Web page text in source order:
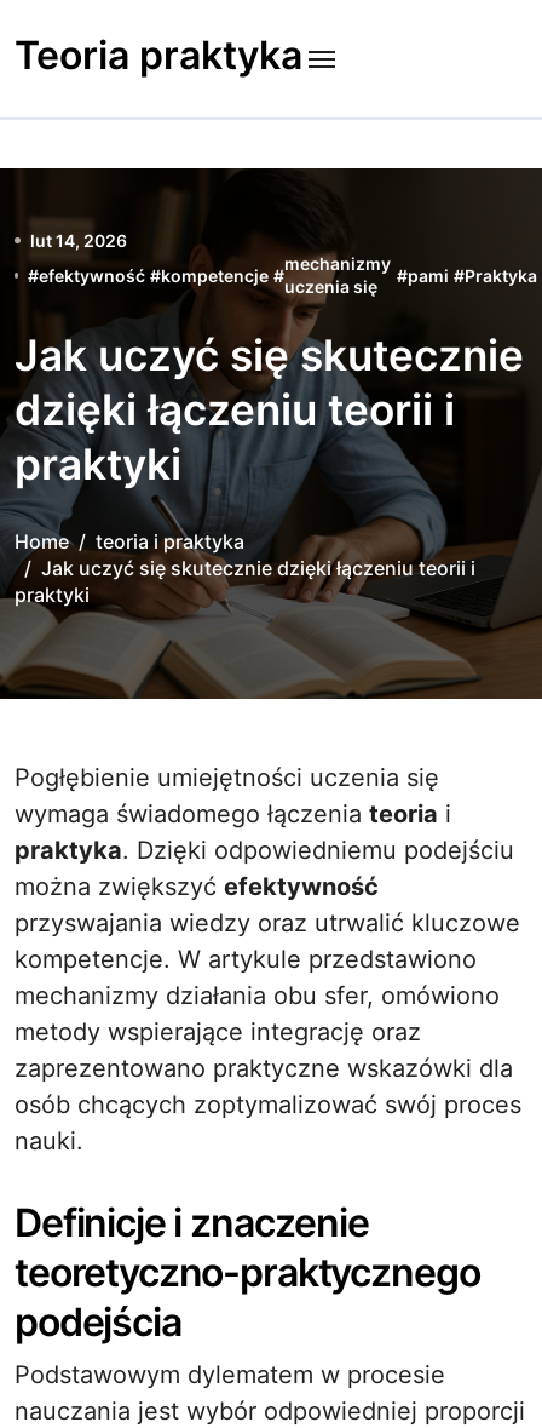
to
content
Teoria praktyka
lut 14, 2026
#efektywność #kompetencje #
mechanizmy
uczenia się
#pami #Praktyka
Jak uczyć się skutecznie
dzięki łączeniu teorii i
praktyki
Home
teoria i praktyka
Jak uczyć się skutecznie dzięki łączeniu teorii i
praktyki
Pogłębienie umiejętności uczenia się
wymaga świadomego łączenia teoria i
praktyka. Dzięki odpowiedniemu podejściu
można zwiększyć efektywność
przyswajania wiedzy oraz utrwalić kluczowe
kompetencje. W artykule przedstawiono
mechanizmy działania obu sfer, omówiono
metody wspierające integrację oraz
zaprezentowano praktyczne wskazówki dla
osób chcących zoptymalizować swój proces
nauki.
Definicje i znaczenie
teoretyczno-praktycznego
podejścia
Podstawowym dylematem w procesie
nauczania jest wybór odpowiedniej proporcji